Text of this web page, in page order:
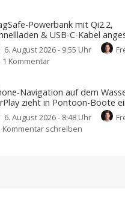
und
iPad
auf:
KI-
Agent
mit
erster
Betaversion
Geeignet
Powerbank mit Qi2.2,
& USB-C-Kabel
6. August 2026 - 9:55 Uhr
1 Kommentar
mit
Qi2.2,
Schnellladen
&
Navigation auf dem
zieht in Pontoon-Boote
6. August 2026 - 8:48 Uhr
Kommentar schreiben